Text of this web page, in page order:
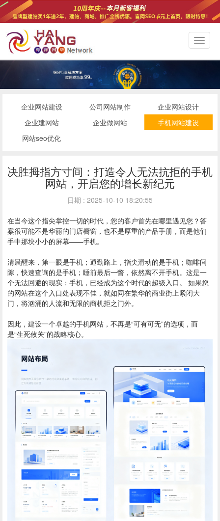
切
换
导
企业网站建设 公司网站制作
企业网站设计
企业建网站
企业做网站
手机网站建设
网站seo优化
决胜拇指方寸间：打造令人无法抗拒的手机
网站，开启您的增长新纪元
日期 : 2025-10-10 18:20:55
在当今这个指尖掌控一切的时代，您的客户首先在哪里遇见您？答
案很可能不是华丽的门店橱窗，也不是厚重的产品手册，而是他们
手中那块小小的屏幕——手机。
清晨醒来，第一眼是手机；通勤路上，指尖滑动的是手机；咖啡间
隙，快速查询的是手机；睡前最后一瞥，依然离不开手机。这是一
个无法回避的现实：手机，已经成为这个时代的超级入口。 如果您
的网站在这个入口处表现不佳，就如同在繁华的商业街上紧闭大
门，将汹涌的人流和无限的商机拒之门外。
因此，建设一个卓越的手机网站，不再是“可有可无”的选项，而
是“生死攸关”的战略核心。